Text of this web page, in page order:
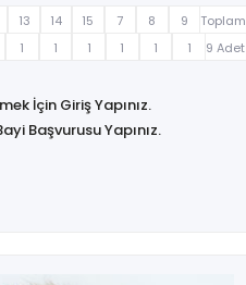
13 14 15 7 8 9
Toplam
1 1 1 1 1 1 9 Adet
İçin Giriş Yapınız.
Başvurusu Yapınız.